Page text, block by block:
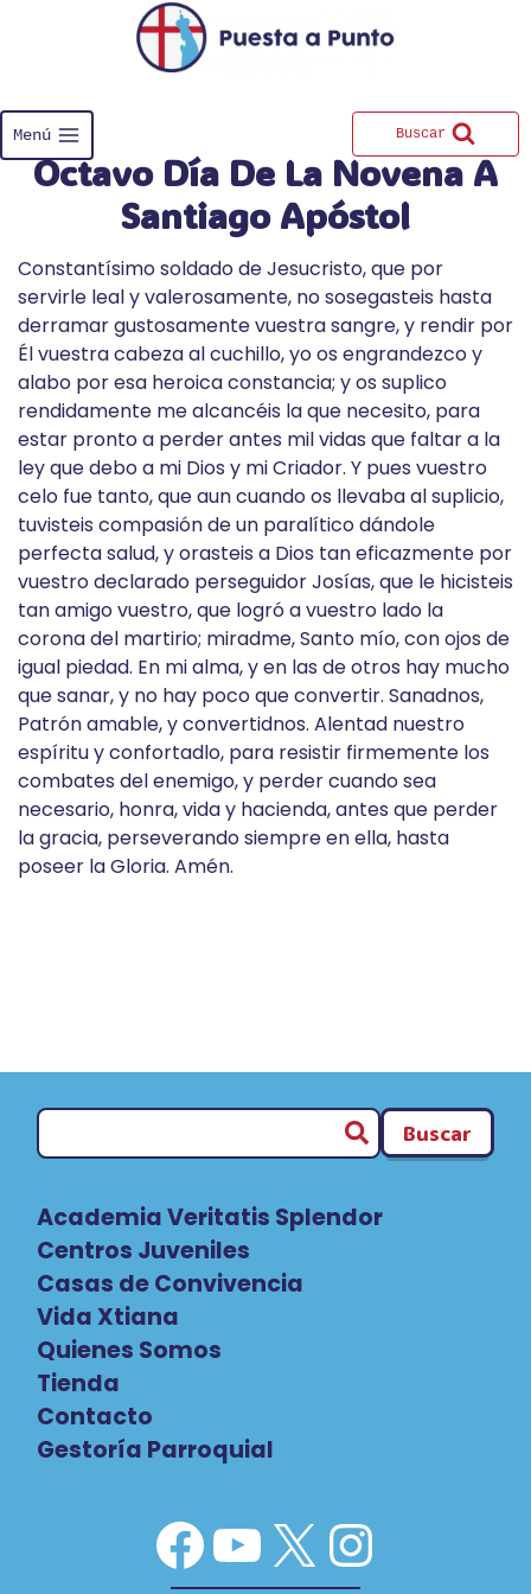
Menú Buscar
Octavo Día De La Novena A
Santiago Apóstol
Constantísimo soldado de Jesucristo, que por
servirle leal y valerosamente, no sosegasteis hasta
derramar gustosamente vuestra sangre, y rendir por
Él vuestra cabeza al cuchillo, yo os engrandezco y
alabo por esa heroica constancia; y os suplico
rendidamente me alcancéis la que necesito, para
estar pronto a perder antes mil vidas que faltar a la
ley que debo a mi Dios y mi Criador. Y pues vuestro
celo fue tanto, que aun cuando os llevaba al suplicio,
tuvisteis compasión de un paralítico dándole
perfecta salud, y orasteis a Dios tan eficazmente por
vuestro declarado perseguidor Josías, que le hicisteis
tan amigo vuestro, que logró a vuestro lado la
corona del martirio; miradme, Santo mío, con ojos de
igual piedad. En mi alma, y en las de otros hay mucho
que sanar, y no hay poco que convertir. Sanadnos,
Patrón amable, y convertidnos. Alentad nuestro
espíritu y confortadlo, para resistir firmemente los
combates del enemigo, y perder cuando sea
necesario, honra, vida y hacienda, antes que perder
la gracia, perseverando siempre en ella, hasta
poseer la Gloria. Amén.
Buscar
Academia Veritatis Splendor
Centros Juveniles
Casas de Convivencia
Vida Xtiana
Quienes Somos
Tienda
Contacto
Gestoría Parroquial
Facebook
YouTube
X